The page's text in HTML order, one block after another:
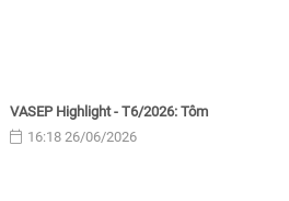
VASEP Highlight - T6/2026: Tôm
16:18 26/06/2026